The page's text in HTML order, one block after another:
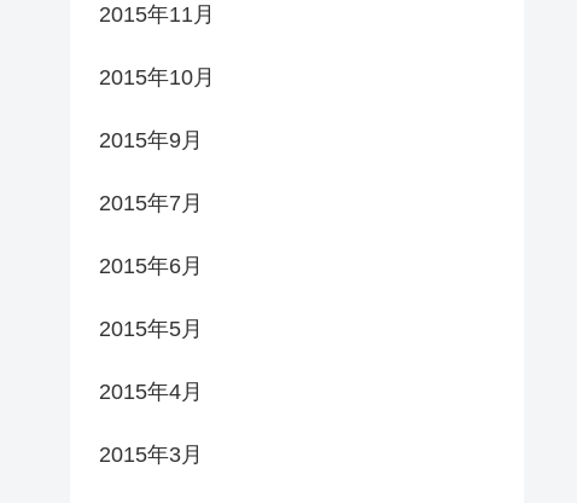
2015年11月
2015年10月
2015年9月
2015年7月
2015年6月
2015年5月
2015年4月
2015年3月